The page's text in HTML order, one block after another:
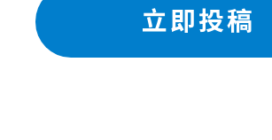
立即投稿